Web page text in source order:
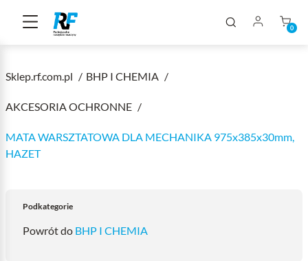
0
Sklep.rf.com.pl BHP I CHEMIA
AKCESORIA OCHRONNE
MATA WARSZTATOWA DLA MECHANIKA 975x385x30mm,
HAZET
Podkategorie
Powrót do BHP I CHEMIA